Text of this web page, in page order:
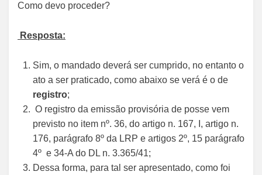
Como devo proceder?
Resposta:
Sim, o mandado deverá ser cumprido, no entanto o
ato a ser praticado, como abaixo se verá é o de
registro;
O registro da emissão provisória de posse vem
previsto no item nº. 36, do artigo n. 167, I, artigo n.
176, parágrafo 8º da LRP e artigos 2º, 15 parágrafo
4º e 34-A do DL n. 3.365/41;
Dessa forma, para tal ser apresentado, como foi